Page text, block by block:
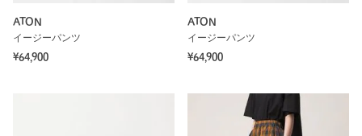
ATON
イージーパンツ
¥64,900
ATON
イージーパンツ
¥64,900